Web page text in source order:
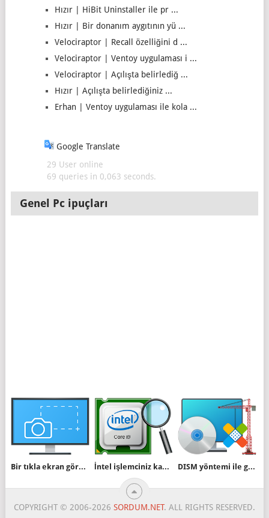
Hızır | HiBit Uninstaller ile pr ...
Hızır | Bir donanım aygıtının yü ...
Velociraptor | Recall özelliğini d ...
Velociraptor | Ventoy uygulaması i ...
Velociraptor | Açılışta belirlediğ ...
Hızır | Açılışta belirlediğiniz ...
Erhan | Ventoy uygulaması ile kola ...
Google Translate
29 User online
69 queries in 0,063 seconds.
Genel Pc ipuçları
Bir tıkla ekran görüntüsü nasıl alınır İntel işlemciniz kaçıncı nesil Kolayca bulun DISM yöntemi ile güncelleme entegrasyonu
COPYRIGHT © 2006-2026 SORDUM.NET. ALL RIGHTS RESERVED.